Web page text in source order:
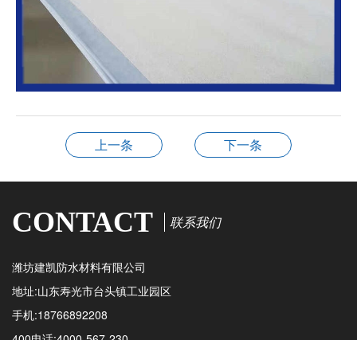
上一条 下一条
CONTACT 联系我们
潍坊建凯防水材料有限公司
地址:山东寿光市台头镇工业园区
手机:18766892208